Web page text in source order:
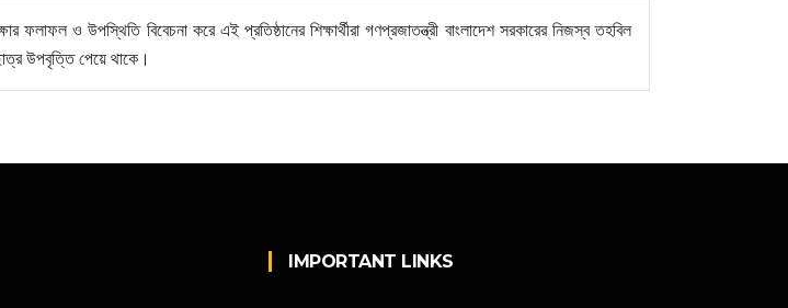
ফলাফল ও উপস্থিতি বিবেচনা করে এই প্রতিষ্ঠানের শিক্ষার্থীরা গণপ্রজাতন্ত্রী বাংলাদেশ সরকারের নিজস্ব তহবিল
উপবৃত্তি পেয়ে থাকে।
IMPORTANT LINKS